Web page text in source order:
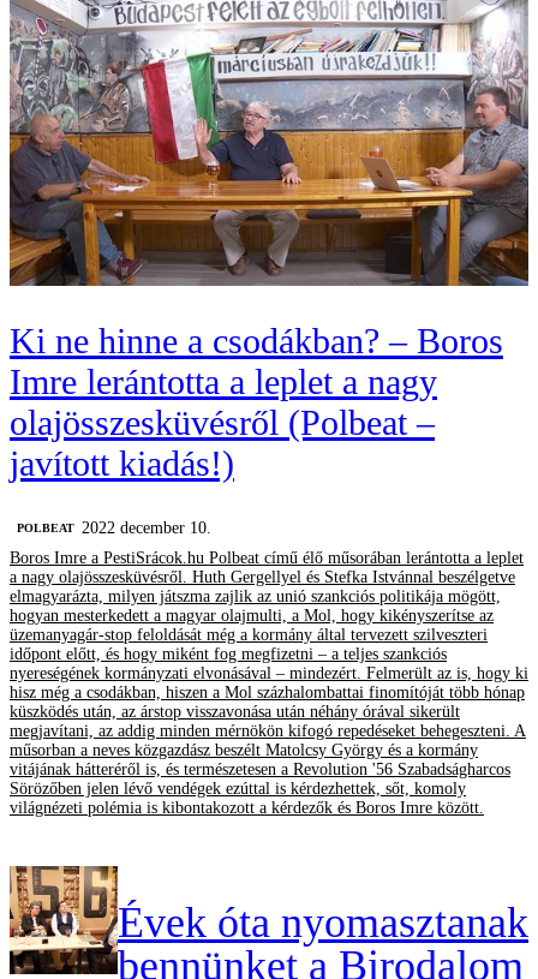
Ki ne hinne a csodákban? – Boros
Imre lerántotta a leplet a nagy
olajösszesküvésről (Polbeat –
javított kiadás!)
‎POLBEAT
2022 december 10.
Boros Imre a PestiSrácok.hu Polbeat című élő műsorában lerántotta a leplet
a nagy olajösszesküvésről. Huth Gergellyel és Stefka Istvánnal beszélgetve
elmagyarázta, milyen játszma zajlik az unió szankciós politikája mögött,
hogyan mesterkedett a magyar olajmulti, a Mol, hogy kikényszerítse az
üzemanyagár-stop feloldását még a kormány által tervezett szilveszteri
időpont előtt, és hogy miként fog megfizetni – a teljes szankciós
nyereségének kormányzati elvonásával – mindezért. Felmerült az is, hogy ki
hisz még a csodákban, hiszen a Mol százhalombattai finomítóját több hónap
küszködés után, az árstop visszavonása után néhány órával sikerült
megjavítani, az addig minden mérnökön kifogó repedéseket behegeszteni. A
műsorban a neves közgazdász beszélt Matolcsy György és a kormány
vitájának hátteréről is, és természetesen a Revolution '56 Szabadságharcos
Sörözőben jelen lévő vendégek ezúttal is kérdezhettek, sőt, komoly
világnézeti polémia is kibontakozott a kérdezők és Boros Imre között.
Évek óta nyomasztanak
bennünket a Birodalom